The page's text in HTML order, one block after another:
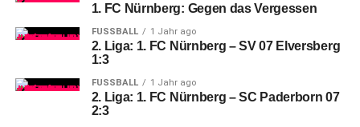
1. FC Nürnberg: Gegen das Vergessen
FUSSBALL 1 Jahr ago
2. Liga: 1. FC Nürnberg – SV 07 Elversberg
1:3
FUSSBALL 1 Jahr ago
2. Liga: 1. FC Nürnberg – SC Paderborn 07
2:3